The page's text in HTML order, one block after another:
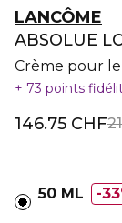
LANCÔME
ABSOLUE
Crème pour le
73 points
146.75 CHF
50 ML